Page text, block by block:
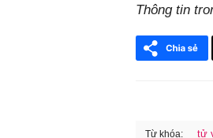
Thông tin
Từ khóa: tử